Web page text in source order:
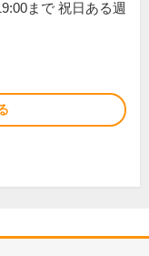
まで 祝日ある週